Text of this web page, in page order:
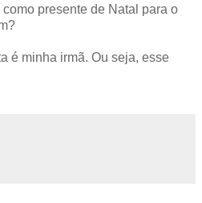
presente de Natal para o
é minha irmã. Ou seja, esse